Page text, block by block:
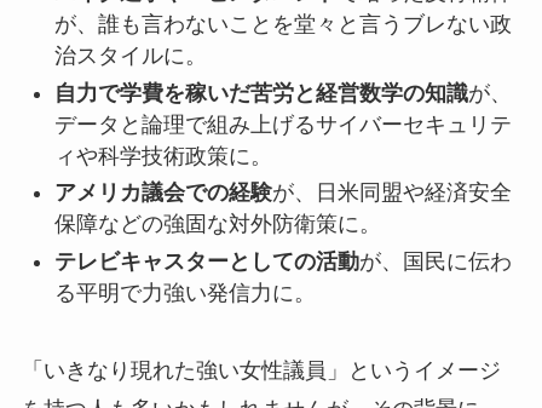
が、誰も言わないことを堂々と言うブレない政
治スタイルに。
自力で学費を稼いだ苦労と経営数学の知識が、
データと論理で組み上げるサイバーセキュリテ
ィや科学技術政策に。
アメリカ議会での経験が、日米同盟や経済安全
保障などの強固な対外防衛策に。
テレビキャスターとしての活動が、国民に伝わ
る平明で力強い発信力に。
「いきなり現れた強い女性議員」というイメージ